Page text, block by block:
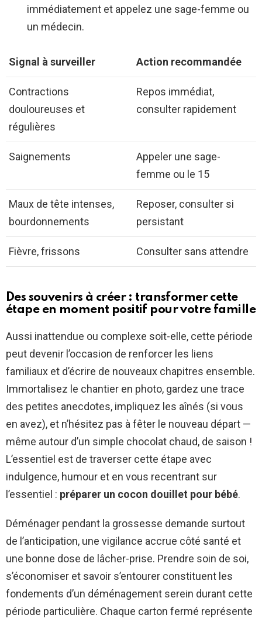
immédiatement et appelez une sage-femme ou
un médecin.
Signal à surveiller Action recommandée
Contractions
douloureuses et
régulières
Repos immédiat,
consulter rapidement
Saignements
Appeler une sage-
femme ou le 15
Maux de tête intenses,
bourdonnements
Reposer, consulter si
persistant
Fièvre, frissons Consulter sans attendre
Des souvenirs à créer : transformer cette
étape en moment positif pour votre famille
Aussi inattendue ou complexe soit-elle, cette période
peut devenir l’occasion de renforcer les liens
familiaux et d’écrire de nouveaux chapitres ensemble.
Immortalisez le chantier en photo, gardez une trace
des petites anecdotes, impliquez les aînés (si vous
en avez), et n’hésitez pas à fêter le nouveau départ —
même autour d’un simple chocolat chaud, de saison !
L’essentiel est de traverser cette étape avec
indulgence, humour et en vous recentrant sur
l’essentiel : préparer un cocon douillet pour bébé.
Déménager pendant la grossesse demande surtout
de l’anticipation, une vigilance accrue côté santé et
une bonne dose de lâcher-prise. Prendre soin de soi,
s’économiser et savoir s’entourer constituent les
fondements d’un déménagement serein durant cette
période particulière. Chaque carton fermé représente